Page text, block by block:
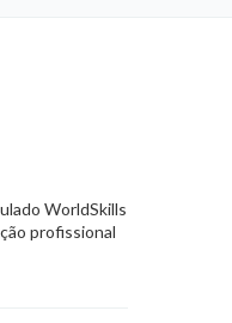
WorldSkills
profissional